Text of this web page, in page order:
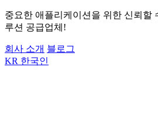
중요한 애플리케이션을 위한 신뢰할
루션 공급업체!
회사 소개 블로그
KR 한국인